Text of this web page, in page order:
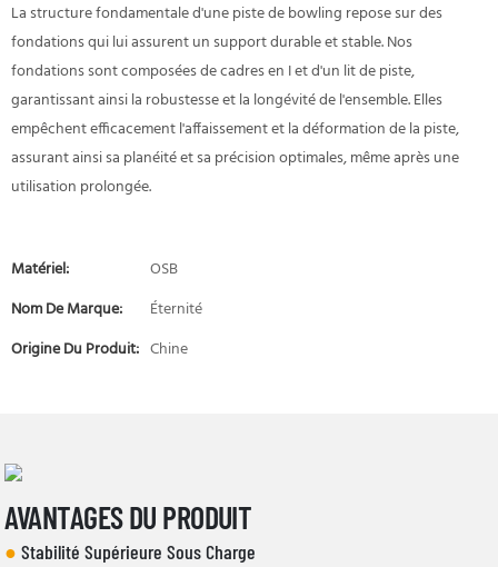
La structure fondamentale d'une piste de bowling repose sur des
fondations qui lui assurent un support durable et stable. Nos
fondations sont composées de cadres en I et d'un lit de piste,
garantissant ainsi la robustesse et la longévité de l'ensemble. Elles
empêchent efficacement l'affaissement et la déformation de la piste,
assurant ainsi sa planéité et sa précision optimales, même après une
utilisation prolongée.
Matériel:
OSB
Nom De Marque:
Éternité
Origine Du Produit: Chine
AVANTAGES DU PRODUIT
● Stabilité Supérieure Sous Charge